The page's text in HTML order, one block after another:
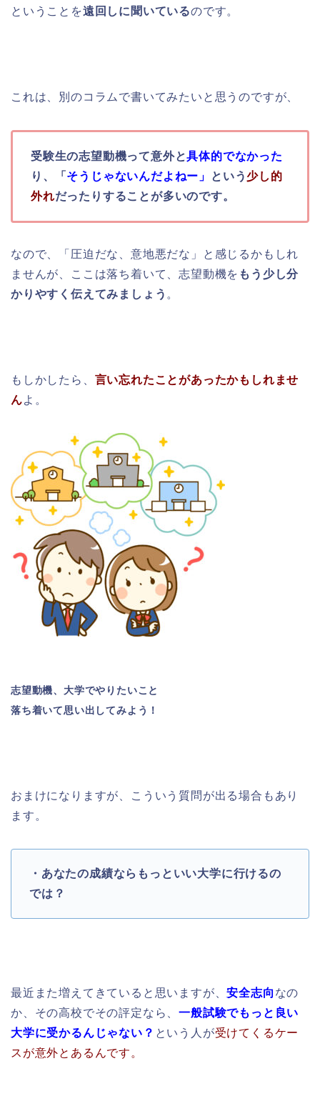
ということを遠回しに聞いているのです。
これは、別のコラムで書いてみたいと思うのですが、
受験生の志望動機って意外と具体的でなかった
り、「 そうじゃないんだよねー」 という少し的
外れだったりすることが多いのです。
なので、「圧迫だな、意地悪だな」と感じるかもしれ
ませんが、ここは落ち着いて、志望動機を もう少し分
かりやすく伝えてみましょう 。
もしかしたら、 言い忘れたことがあったかもしれませ
んよ。
志望動機、大学でやりたいこと
落ち着いて思い出してみよう！
おまけになりますが、こういう質問が出る場合もあり
ます。
・あなたの成績ならもっといい大学に行けるの
では？
最近また増えてきていると思いますが、安全志向 なの
か、その高校でその評定なら、一般試験でもっと良い
大学に受かるんじゃない？ という人が受けてくるケー
スが意外とあるんです。